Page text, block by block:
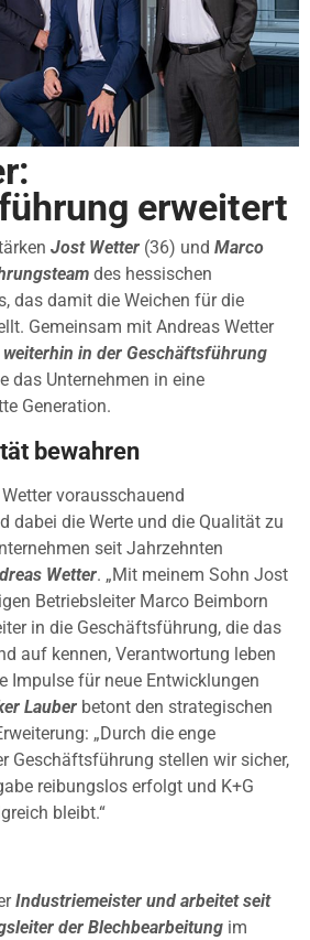
erweitert
Jost Wetter (36) und Marco
des hessischen
das damit die Weichen für die
Gemeinsam mit Andreas Wetter
weiterhin in der Geschäftsführung
das Unternehmen in eine
Generation.
bewahren
vorausschauend
dabei die Werte und die Qualität zu
seit Jahrzehnten
Wetter. „Mit meinem Sohn Jost
Betriebsleiter Marco Beimborn
in die Geschäftsführung, die das
auf kennen, Verantwortung leben
Impulse für neue Entwicklungen
Lauber betont den strategischen
„Durch die enge
Geschäftsführung stellen wir sicher,
reibungslos erfolgt und K+G
bleibt.“
Industriemeister und arbeitet seit
der Blechbearbeitung im